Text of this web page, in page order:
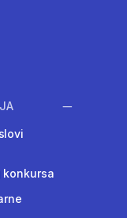
konkursa